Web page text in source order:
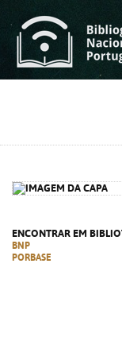
ENCONTRAR EM
BNP
PORBASE